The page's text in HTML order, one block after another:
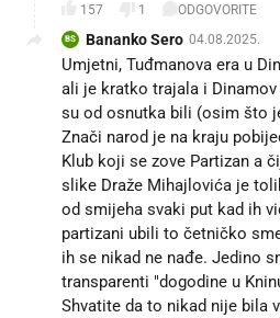
157 1 ODGOVORITE
BS Bananko Sero 04.08.2025.
Umjetni, Tuđmanova era u
ali je kratko trajala i
su od osnutka bili (osim što
Znači narod je na kraju
Klub koji se zove Partizan a
slike Draže Mihajlovića je
od smijeha svaki put kad ih
partizani ubili to četničko
ih se nikad ne nađe. Jedino
transparenti "dogodine u
Shvatite da to nikad nije bila